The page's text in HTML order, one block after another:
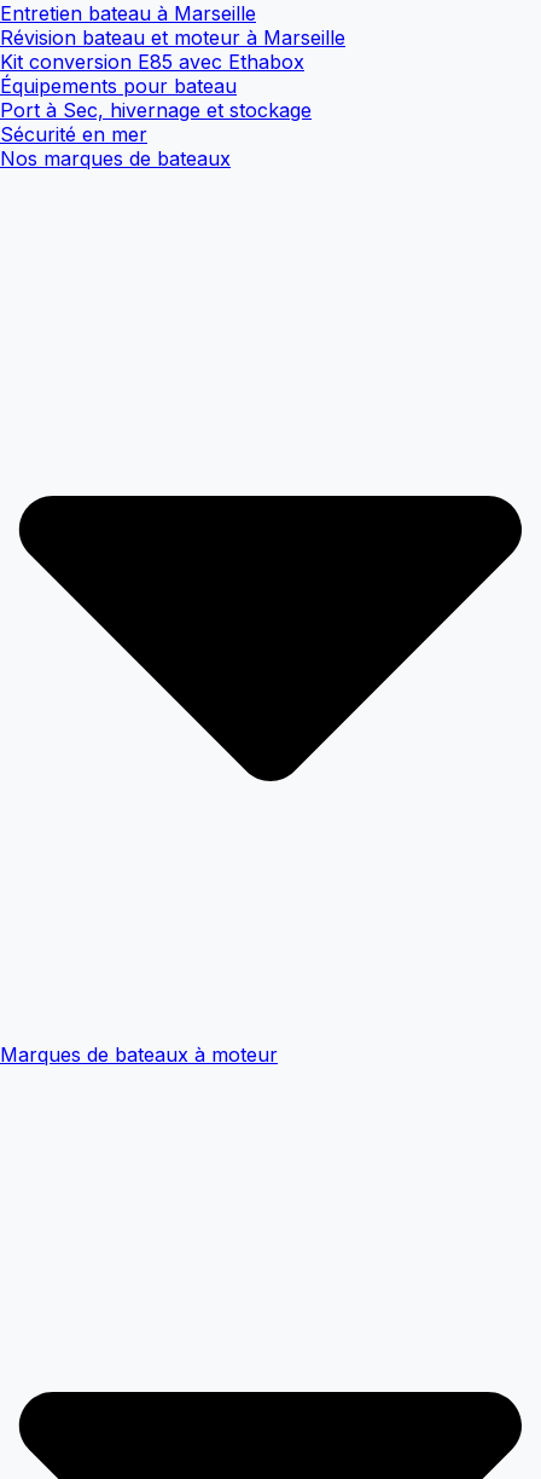
Entretien bateau à Marseille
Révision bateau et moteur à Marseille
Kit conversion E85 avec Ethabox
Équipements pour bateau
Port à Sec, hivernage et stockage
Sécurité en mer
Nos marques de bateaux
Marques de bateaux à moteur